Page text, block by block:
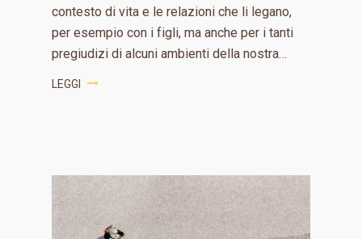
contesto di vita e le relazioni che li legano,
per esempio con i figli, ma anche per i tanti
pregiudizi di alcuni ambienti della nostra…
LEGGI